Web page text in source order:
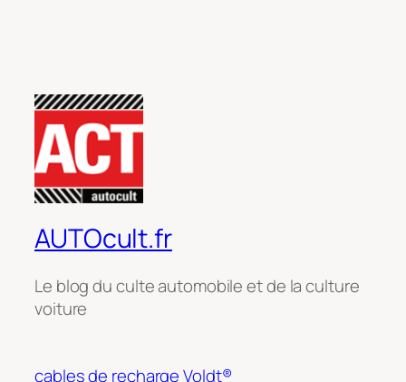
AUTOcult.fr
Le blog du culte automobile et de la culture
voiture
cables de recharge Voldt®